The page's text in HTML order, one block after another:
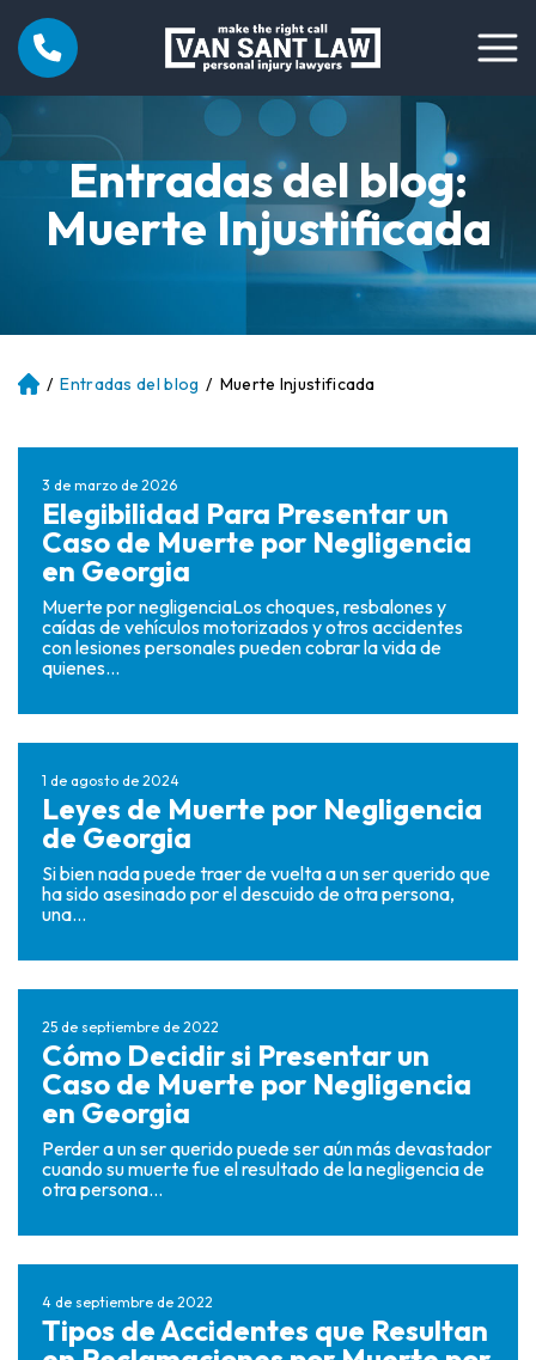
Entradas del blog:
Muerte Injustificada
Ini / Entradas del blog / Muerte Injustificada
3 de marzo de 2026
Elegibilidad Para Presentar un
Caso de Muerte por Negligencia
en Georgia
Muerte por negligenciaLos choques, resbalones y
caídas de vehículos motorizados y otros accidentes
con lesiones personales pueden cobrar la vida de
quienes...
1 de agosto de 2024
Leyes de Muerte por Negligencia
de Georgia
Si bien nada puede traer de vuelta a un ser querido que
ha sido asesinado por el descuido de otra persona,
una...
25 de septiembre de 2022
Cómo Decidir si Presentar un
Caso de Muerte por Negligencia
en Georgia
Perder a un ser querido puede ser aún más devastador
cuando su muerte fue el resultado de la negligencia de
otra persona...
4 de septiembre de 2022
Tipos de Accidentes que Resultan